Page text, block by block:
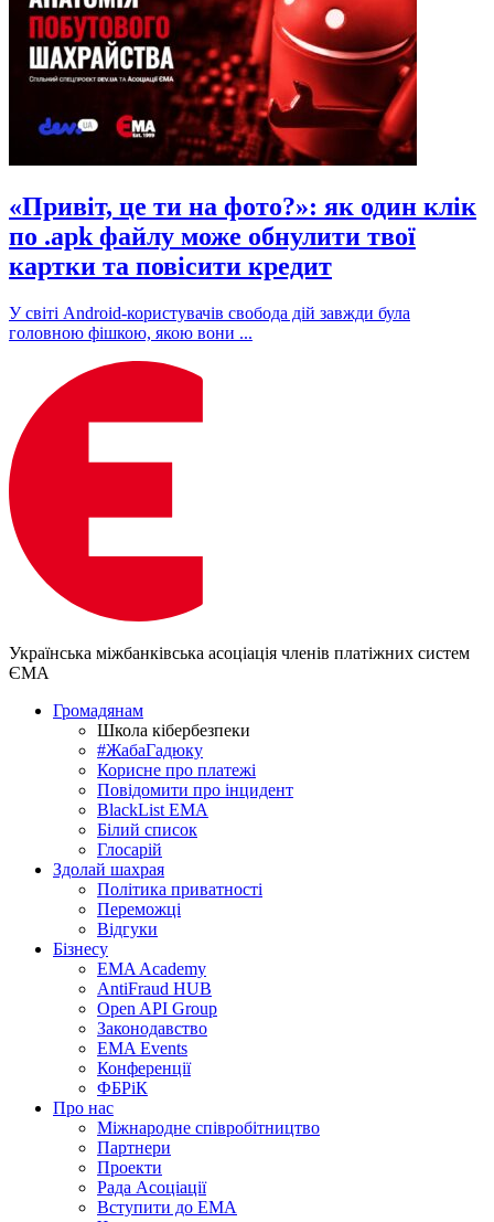
«Привіт, це ти на фото?»: як один клік
по .apk файлу може обнулити твої
картки та повісити кредит
У світі Android-користувачів свобода дій завжди була
головною фішкою, якою вони ...
Українська міжбанківська асоціація членів платіжних систем
ЄМА
Громадянам
Школа кібербезпеки
#ЖабаГадюку
Корисне про платежі
Повідомити про інцидент
BlackList EMA
Білий список
Глосарій
Здолай шахрая
Політика приватності
Переможцi
Відгуки
Бізнесу
EMA Academy
AntiFraud HUB
Open API Group
Законодавство
EMA Events
Конференції
ФБРіК
Про нас
Міжнародне співробітництво
Партнери
Проекти
Рада Асоціації
Вступити до ЕМА